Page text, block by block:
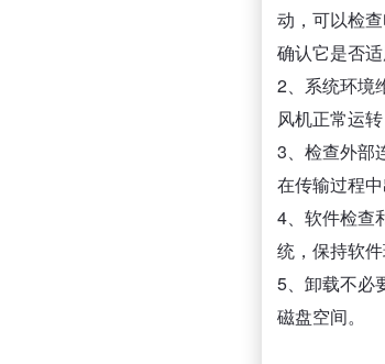
动，可以检
确认它是否
2、系统环境
风机正常运
3、检查外部
在传输过程
4、软件检查
统，保持软件
5、卸载不必
磁盘空间。